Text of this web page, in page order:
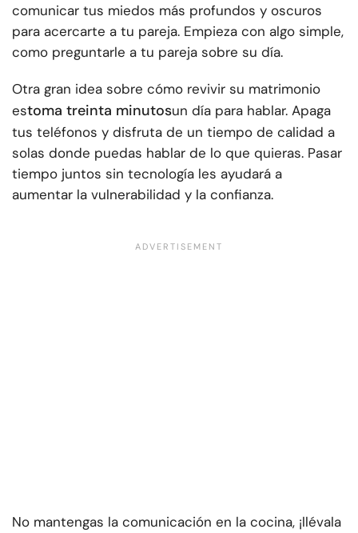
comunicar tus miedos más profundos y oscuros
para acercarte a tu pareja. Empieza con algo simple,
como preguntarle a tu pareja sobre su día.
Otra gran idea sobre cómo revivir su matrimonio
estoma treinta minutosun día para hablar. Apaga
tus teléfonos y disfruta de un tiempo de calidad a
solas donde puedas hablar de lo que quieras. Pasar
tiempo juntos sin tecnología les ayudará a
aumentar la vulnerabilidad y la confianza.
No mantengas la comunicación en la cocina, ¡llévala